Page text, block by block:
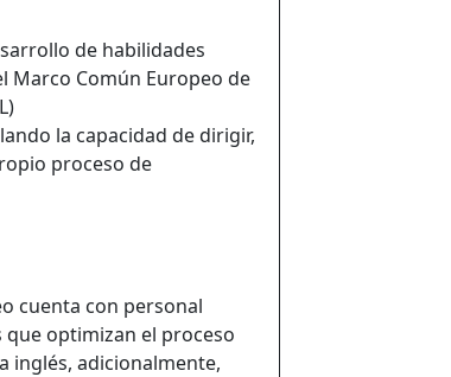
de habilidades
Marco Común Europeo de
la capacidad de dirigir,
proceso de
cuenta con personal
optimizan el proceso
inglés, adicionalmente,